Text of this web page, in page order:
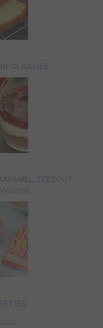
GLAASJES
ZEEZOUT